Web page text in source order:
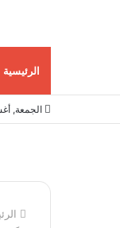
الرئيسية
الجمعة,